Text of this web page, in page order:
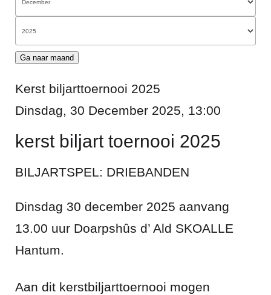
Ga naar maand
Kerst biljarttoernooi 2025
Dinsdag, 30 December 2025, 13:00
kerst biljart toernooi 2025
BILJARTSPEL: DRIEBANDEN
Dinsdag 30 december 2025 aanvang
13.00 uur Doarpshûs d’ Ald SKOALLE
Hantum.
Aan dit kerstbiljarttoernooi mogen